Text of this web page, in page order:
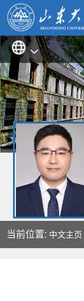
当前位置: 中文主页